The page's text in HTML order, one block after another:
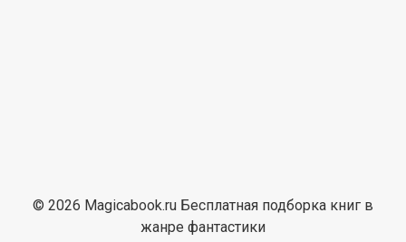
© 2026 Magicabook.ru Бесплатная подборка книг в
жанре фантастики